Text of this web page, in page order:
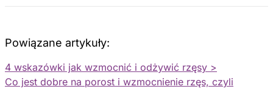
Powiązane artykuły:
4 wskazówki jak wzmocnić i odżywić rzęsy >
Co jest dobre na porost i wzmocnienie rzęs, czyli